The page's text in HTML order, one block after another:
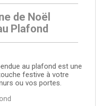
de Noël
Plafond
au plafond est une
festive à votre
ou vos portes.